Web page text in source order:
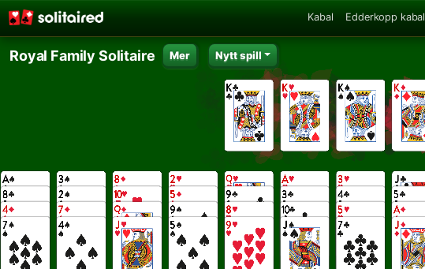
Kabal Edderkopp kabal
Royal Family Solitaire Mer Nytt spill